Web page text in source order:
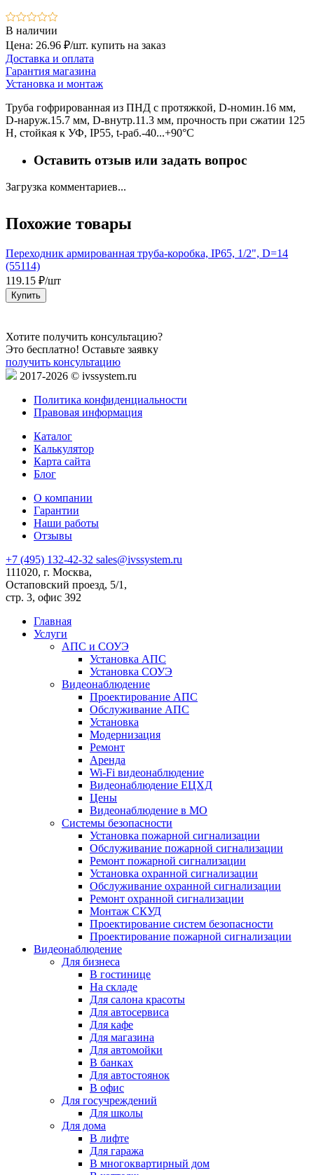
В наличии
Цена: 26.96 ₽/шт. купить на заказ
Доставка и оплата
Гарантия магазина
Установка и монтаж
Труба гофрированная из ПНД с протяжкой, D-номин.16 мм,
D-наруж.15.7 мм, D-внутр.11.3 мм, прочность при сжатии 125
Н, стойкая к УФ, IP55, t-раб.-40...+90°С
Оставить отзыв или задать вопрос
Загрузка комментариев...
Похожие товары
Переходник армированная труба-коробка, IP65, 1/2", D=14
(55114)
119.15 ₽/шт
Купить
Хотите получить консультацию?
Это бесплатно! Оставьте заявку
получить консультацию
2017-2026 © ivssystem.ru
Политика конфиденциальности
Правовая информация
Каталог
Калькулятор
Карта сайта
Блог
О компании
Гарантии
Наши работы
Отзывы
+7 (495) 132-42-32 sales@ivssystem.ru
111020, г. Москва,
Остаповский проезд, 5/1,
стр. 3, офис 392
Главная
Услуги
АПС и СОУЭ
Установка АПС
Установка СОУЭ
Видеонаблюдение
Проектирование АПС
Обслуживание АПС
Установка
Модернизация
Ремонт
Аренда
Wi-Fi видеонаблюдение
Видеонаблюдение ЕЦХД
Цены
Видеонаблюдение в МО
Системы безопасности
Установка пожарной сигнализации
Обслуживание пожарной сигнализации
Ремонт пожарной сигнализации
Установка охранной сигнализации
Обслуживание охранной сигнализации
Ремонт охранной сигнализации
Монтаж СКУД
Проектирование систем безопасности
Проектирование пожарной сигнализации
Видеонаблюдение
Для бизнеса
В гостинице
На складе
Для салона красоты
Для автосервиса
Для кафе
Для магазина
Для автомойки
В банках
Для автостоянок
В офис
Для госучреждений
Для школы
Для дома
В лифте
Для гаража
В многоквартирный дом